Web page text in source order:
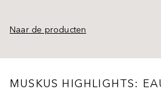
Naar de producten
MUSKUS HIGHLIGHTS: